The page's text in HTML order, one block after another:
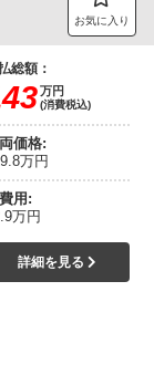
お気に入り
総額：
万円
(消費税込)
価格:
万円
用:
万円
詳細を見る